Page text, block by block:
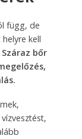
függ, de
kell
Száraz bőr